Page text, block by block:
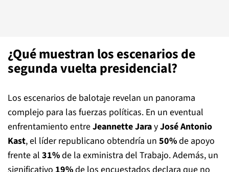
¿Qué muestran los escenarios de
segunda vuelta presidencial?
Los escenarios de balotaje revelan un panorama
complejo para las fuerzas políticas. En un eventual
enfrentamiento entreJeannette JarayJosé Antonio
Kast, el líder republicano obtendría un 50%de apoyo
frente al 31%de la exministra del Trabajo. Además, un